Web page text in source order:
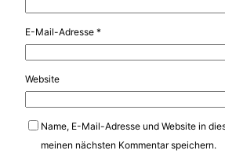
E-Mail-Adresse *
Website
Name, E-Mail-Adresse und Website in
meinen nächsten Kommentar speichern.